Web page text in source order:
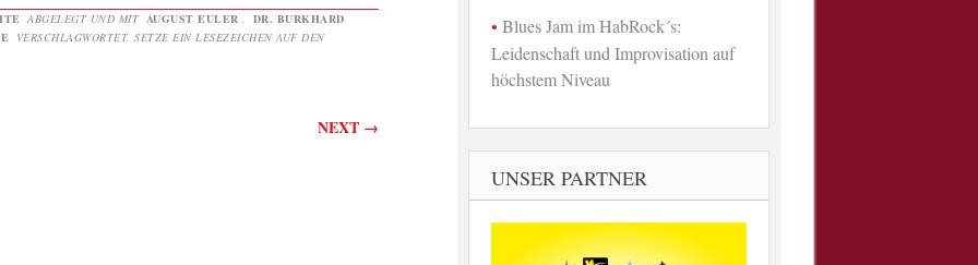
ABGELEGT UND MIT AUGUST EULER
DR. BURKHARD
VERSCHLAGWORTET. SETZE EIN LESEZEICHEN AUF DEN
NEXT →
Blues Jam im HabRock´s:
Leidenschaft und Improvisation auf
höchstem Niveau
UNSER PARTNER